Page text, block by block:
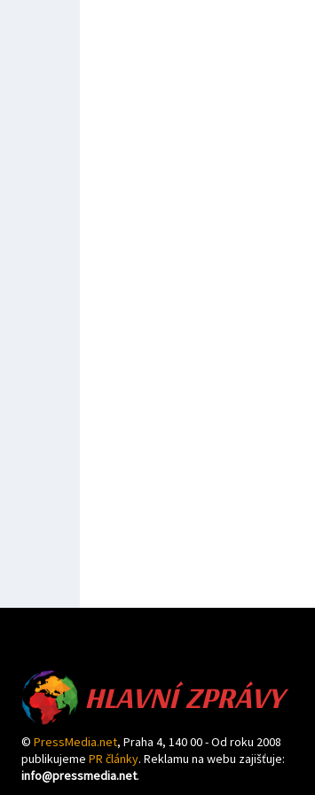
HLAVNÍ ZPRÁVY
© PressMedia.net, Praha 4, 140 00 - Od roku 2008
publikujeme PR články. Reklamu na webu zajišťuje:
info@pressmedia.net.